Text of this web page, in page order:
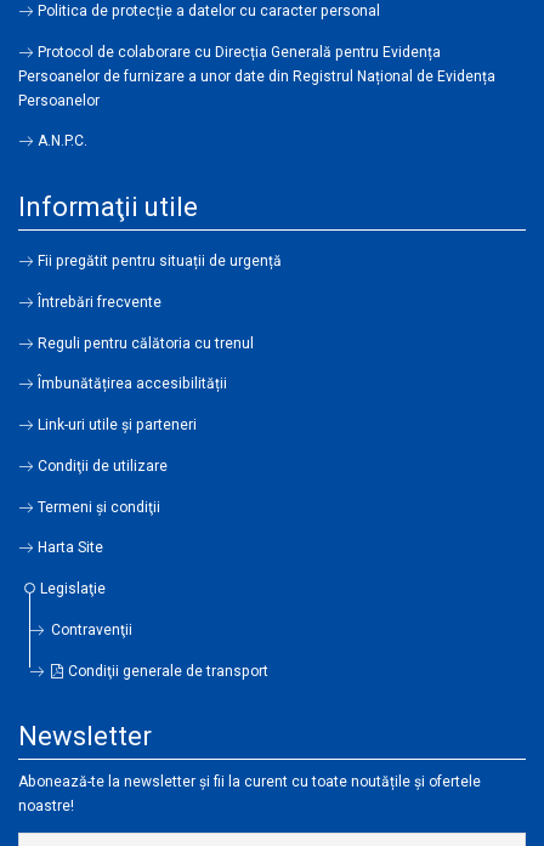
Politica de protecție a datelor cu caracter personal
Protocol de colaborare cu Direcția Generală pentru Evidența
Persoanelor de furnizare a unor date din Registrul Național de Evidența
Persoanelor
A.N.P.C.
Informaţii utile
Fii pregătit pentru situații de urgență
Întrebări frecvente
Reguli pentru călătoria cu trenul
Îmbunătățirea accesibilității
Link-uri utile şi parteneri
Condiţii de utilizare
Termeni şi condiţii
Harta Site
Legislaţie
Contravenţii
Condiţii generale de transport
Newsletter
Abonează-te la newsletter și fii la curent cu toate noutățile și ofertele
noastre!